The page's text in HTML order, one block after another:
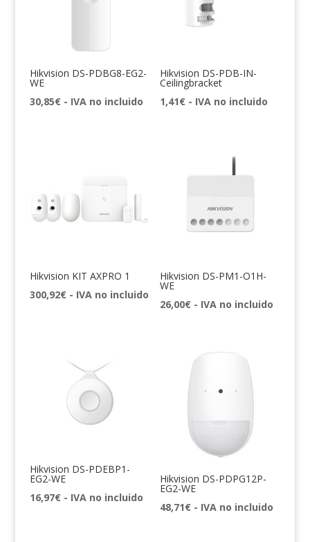
Hikvision DS-PDBG8-EG2-
WE
30,85€ - IVA no incluido
Hikvision DS-PDB-IN-
Ceilingbracket
1,41€ - IVA no incluido
Hikvision KIT AXPRO 1
300,92€ - IVA no incluido
Hikvision DS-PM1-O1H-
WE
26,00€ - IVA no incluido
Hikvision DS-PDEBP1-
EG2-WE
16,97€ - IVA no incluido
Hikvision DS-PDPG12P-
EG2-WE
48,71€ - IVA no incluido